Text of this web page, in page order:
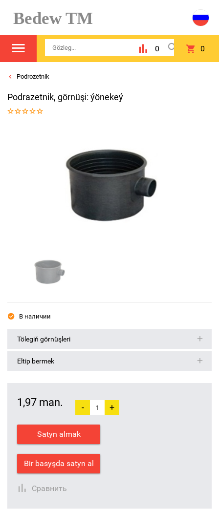
Bedew TM
0 0
Podrozetnik
Podrazetnik, görnüşi: ýönekeý
В наличии
Tölegiň görnüşleri
Eltip bermek
1,97 man. - +
Satyn almak
Bir basyşda satyn al
Сравнить